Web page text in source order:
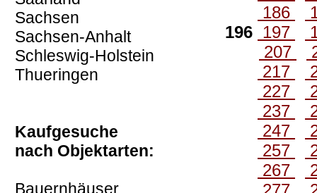
Sachsen
Sachsen-Anhalt
Schleswig-Holstein
Thueringen
Kaufgesuche
nach Objektarten:
Bauernhäuser
186
196 197
207
217
227
237
247
257
267